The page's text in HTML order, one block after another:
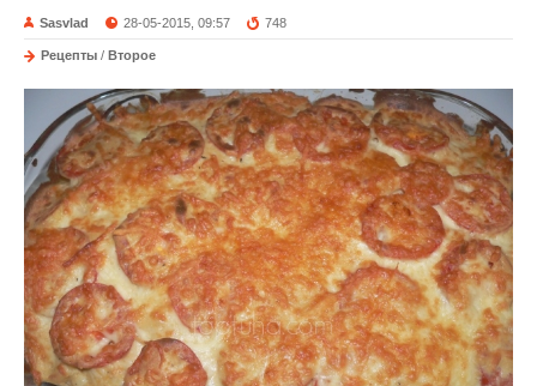
Sasvlad 28-05-2015, 09:57 748
Рецепты / Второе